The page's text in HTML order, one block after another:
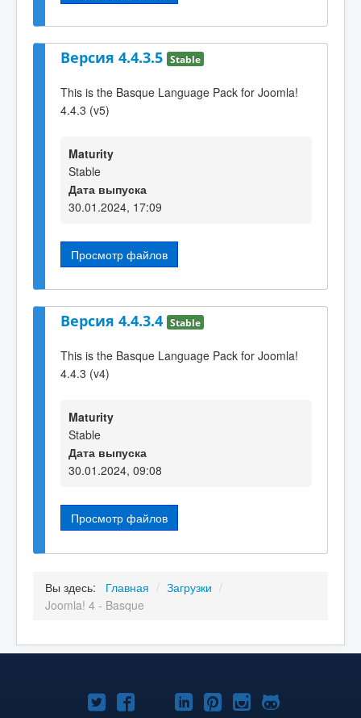
Версия 4.4.3.5 Stable
This is the Basque Language Pack for Joomla!
4.4.3 (v5)
Maturity
Stable
Дата выпуска
30.01.2024, 17:09
Просмотр файлов
Версия 4.4.3.4 Stable
This is the Basque Language Pack for Joomla!
4.4.3 (v4)
Maturity
Stable
Дата выпуска
30.01.2024, 09:08
Просмотр файлов
Вы здесь: Главная / Загрузки /
Joomla! 4 - Basque
Joomla!Joomla!Joomla!
Joomla!Joomla!
Joomla!Joomla!